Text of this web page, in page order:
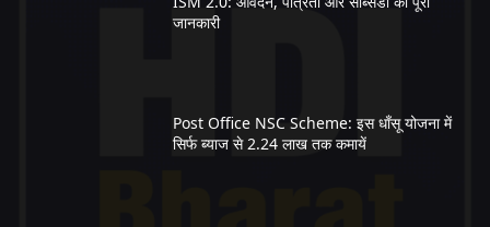
जानकारी
Post Office NSC Scheme: इस धाँसू योजना में
सिर्फ ब्याज से 2.24 लाख तक कमायें